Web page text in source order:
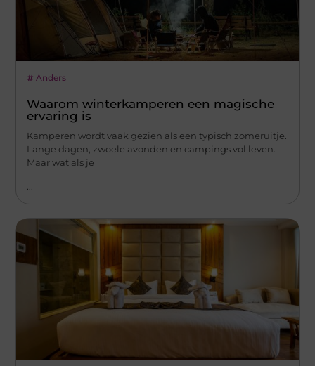
Anders
Waarom winterkamperen een magische
ervaring is
Kamperen wordt vaak gezien als een typisch zomeruitje.
Lange dagen, zwoele avonden en campings vol leven.
Maar wat als je